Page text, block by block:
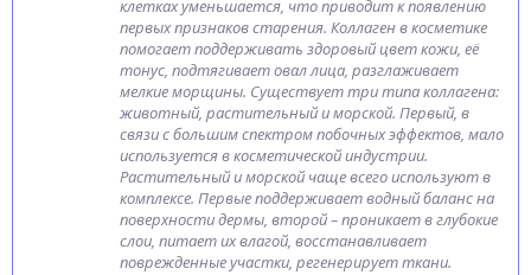
клетках уменьшается, что приводит к появлению
первых признаков старения. Коллаген в косметике
помогает поддерживать здоровый цвет кожи, её
тонус, подтягивает овал лица, разглаживает
мелкие морщины. Существует три типа коллагена:
животный, растительный и морской. Первый, в
связи с большим спектром побочных эффектов, мало
используется в косметической индустрии.
Растительный и морской чаще всего используют в
комплексе. Первые поддерживает водный баланс на
поверхности дермы, второй – проникает в глубокие
слои, питает их влагой, восстанавливает
поврежденные участки, регенерирует ткани.